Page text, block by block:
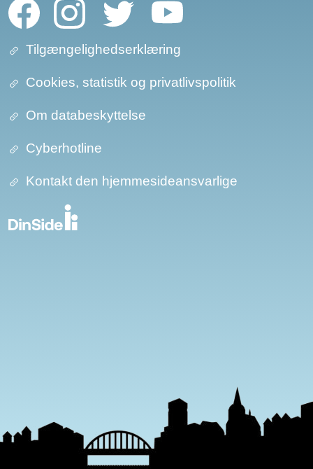
Tilgængelighedserklæring
Cookies, statistik og privatlivspolitik
Om databeskyttelse​​
Cyberhotline
Kontakt den hjemmesideansvarlige